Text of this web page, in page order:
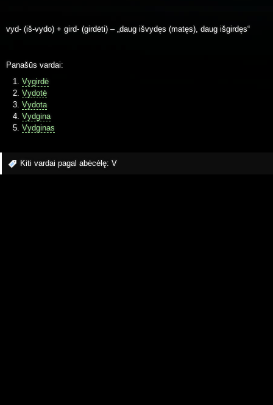
vyd- (iš-vydo) + gird- (girdėti) – „daug išvydęs (matęs), daug išgirdęs“
Panašūs vardai:
Vygirdė
Vydotė
Vydota
Vydgina
Vydginas
Kiti vardai pagal abėcėlę: V